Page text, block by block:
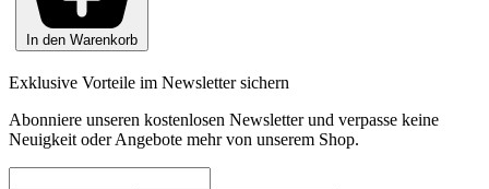
In den Warenkorb
Exklusive Vorteile im Newsletter sichern
Abonniere unseren kostenlosen Newsletter und verpasse keine
Neuigkeit oder Angebote mehr von unserem Shop.